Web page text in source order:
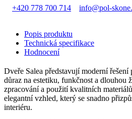
+420 778 700 714 info@pol-
Popis produktu
Technická specifikace
Hodnocení
Dveře Salea představují moderní
důraz na estetiku, funkčnost a dlouhou
zpracování a použití kvalitních
elegantní vzhled, který se snadno
interiéru.